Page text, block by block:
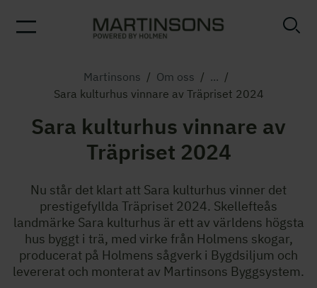
Martinsons / Om oss / ... /
Sara kulturhus vinnare av Träpriset 2024
Sara kulturhus vinnare av
Träpriset 2024
Nu står det klart att Sara kulturhus vinner det
prestigefyllda Träpriset 2024. Skellefteås
landmärke Sara kulturhus är ett av världens högsta
hus byggt i trä, med virke från Holmens skogar,
producerat på Holmens sågverk i Bygdsiljum och
levererat och monterat av Martinsons Byggsystem.